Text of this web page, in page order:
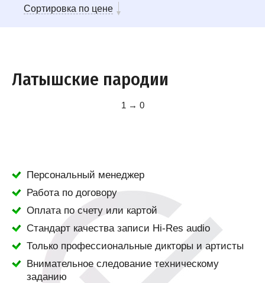
Сортировка по цене
Латышские пародии
1 → 0
Персональный менеджер
Работа по договору
Оплата по счету или картой
Стандарт качества записи Hi-Res audio
Только профессиональные дикторы и артисты
Внимательное следование техническому
заданию